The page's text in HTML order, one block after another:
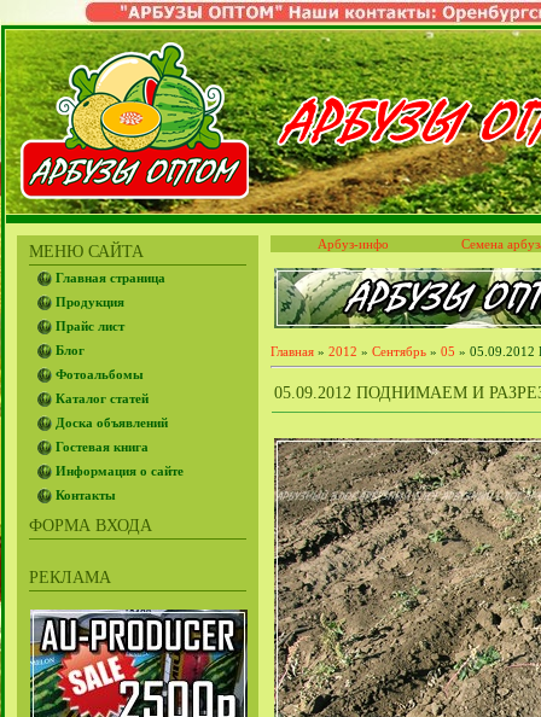
МЕНЮ САЙТА
Главная страница
Продукция
Прайс лист
Блог
Фотоальбомы
Каталог статей
Доска объявлений
Гостевая книга
Информация о сайте
Контакты
ФОРМА ВХОДА
РЕКЛАМА
Арбуз-инфо Семена
Главная » 2012 » Сентябрь » 05 » 05.09.2012
05.09.2012 ПОДНИМАЕМ И